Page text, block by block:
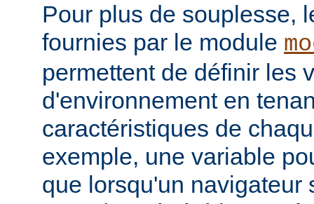
Pour plus de souplesse,
fournies par le module
permettent de définir les
d'environnement en
caractéristiques de
exemple, une variable
que lorsqu'un navigateur